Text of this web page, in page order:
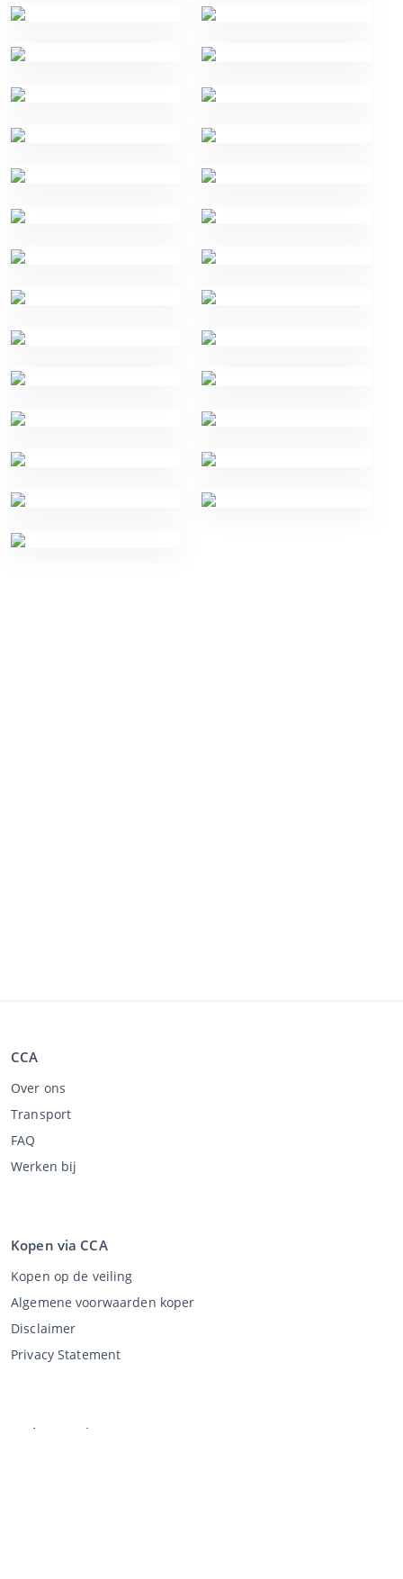
CCA
Over ons
Transport
FAQ
Werken bij
Kopen via CCA
Kopen op de veiling
Algemene voorwaarden koper
Disclaimer
Privacy Statement
Verkopen via CCA